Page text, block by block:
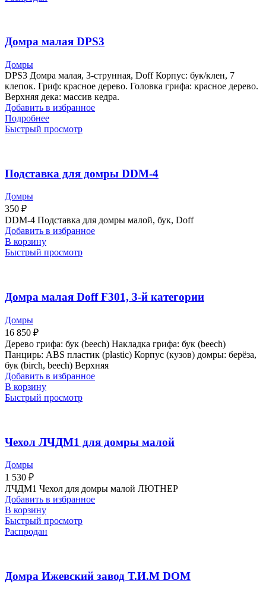
Домра малая DPS3
Домры
DPS3 Домра малая, 3-струнная, Doff Корпус: бук/клен, 7
клепок. Гриф: красное дерево. Головка грифа: красное дерево.
Верхняя дека: массив кедра.
Добавить в избранное
Подробнее
Быстрый просмотр
Подставка для домры DDM-4
Домры
350 ₽
DDM-4 Подставка для домры малой, бук, Doff
Добавить в избранное
В корзину
Быстрый просмотр
Домра малая Doff F301, 3-й категории
Домры
16 850 ₽
Дерево грифа: бук (beech) Накладка грифа: бук (beech)
Панцирь: ABS пластик (plastic) Корпус (кузов) домры: берёза,
бук (birch, beech) Верхняя
Добавить в избранное
В корзину
Быстрый просмотр
Чехол ЛЧДМ1 для домры малой
Домры
1 530 ₽
ЛЧДМ1 Чехол для домры малой ЛЮТНЕР
Добавить в избранное
В корзину
Быстрый просмотр
Распродан
Домра Ижевский завод Т.И.М DOM